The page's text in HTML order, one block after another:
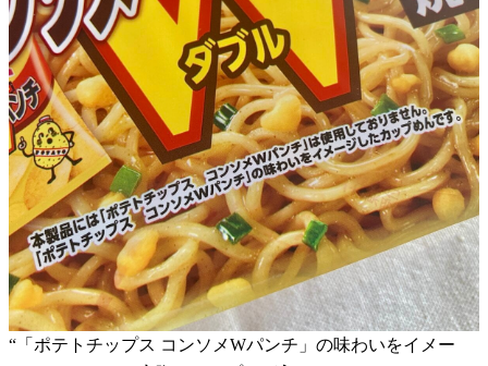
“「ポテトチップス コンソメWパンチ」の味わいをイメー